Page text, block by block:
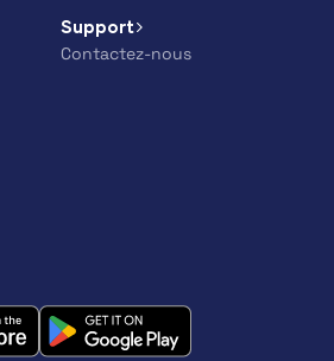
Support
Contactez-nous